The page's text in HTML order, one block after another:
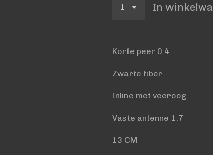
In
Korte peer 0.4
Zwarte fiber
Inline met veeroog
Vaste antenne 1.7
13 CM